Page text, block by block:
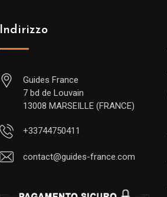
Indirizzo
Guides France
7 bd de Louvain
13008 MARSEILLE (FRANCE)
+33744750411
contact@guides-france.com